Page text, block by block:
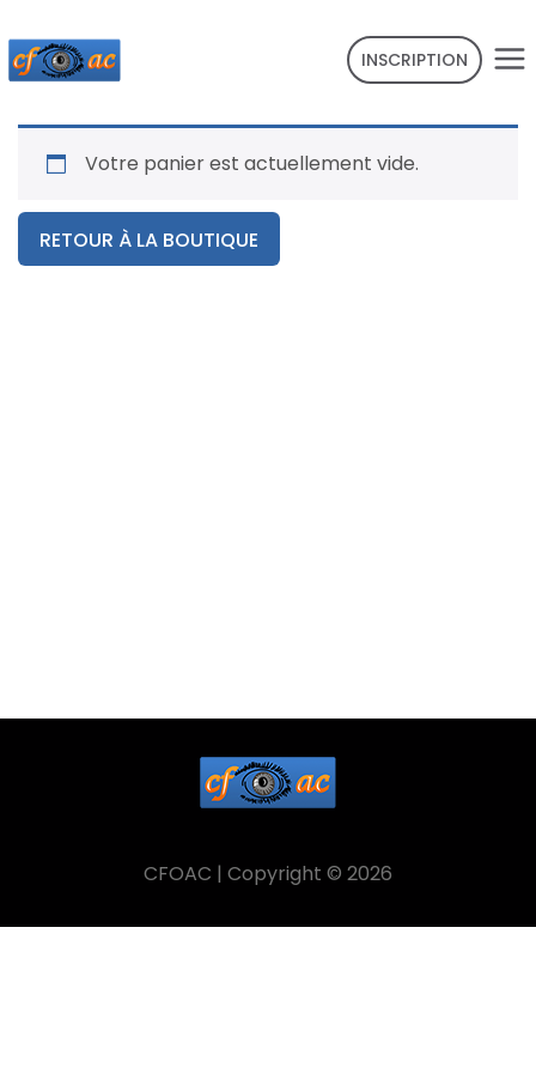
INSCRIPTION
Votre panier est actuellement vide.
RETOUR À LA BOUTIQUE
CFOAC | Copyright © 2026